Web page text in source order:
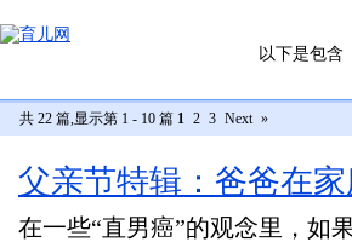
以下是包含
共 22 篇,显示第 1 - 10 篇 1 2 3 Next »
父亲节特辑：爸爸在
在一些“直男癌”的观念里，如